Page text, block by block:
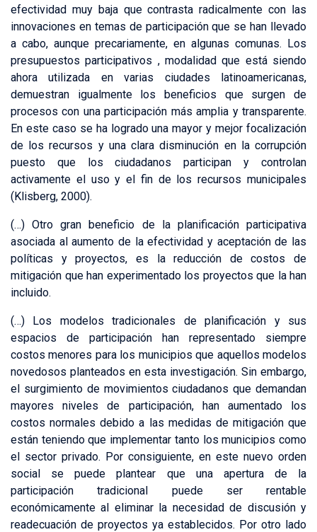
efectividad muy baja que contrasta radicalmente con las
innovaciones en temas de participación que se han llevado
a cabo, aunque precariamente, en algunas comunas. Los
presupuestos participativos , modalidad que está siendo
ahora utilizada en varias ciudades latinoamericanas,
demuestran igualmente los beneficios que surgen de
procesos con una participación más amplia y transparente.
En este caso se ha logrado una mayor y mejor focalización
de los recursos y una clara disminución en la corrupción
puesto que los ciudadanos participan y controlan
activamente el uso y el fin de los recursos municipales
(Klisberg, 2000).
(…) Otro gran beneficio de la planificación participativa
asociada al aumento de la efectividad y aceptación de las
políticas y proyectos, es la reducción de costos de
mitigación que han experimentado los proyectos que la han
incluido.
(…) Los modelos tradicionales de planificación y sus
espacios de participación han representado siempre
costos menores para los municipios que aquellos modelos
novedosos planteados en esta investigación. Sin embargo,
el surgimiento de movimientos ciudadanos que demandan
mayores niveles de participación, han aumentado los
costos normales debido a las medidas de mitigación que
están teniendo que implementar tanto los municipios como
el sector privado. Por consiguiente, en este nuevo orden
social se puede plantear que una apertura de la
participación tradicional puede ser rentable
económicamente al eliminar la necesidad de discusión y
readecuación de proyectos ya establecidos. Por otro lado